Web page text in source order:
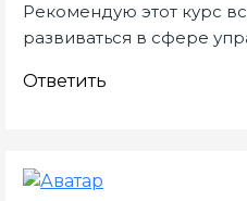
Рекомендую этот курс
развиваться в сфере
Ответить